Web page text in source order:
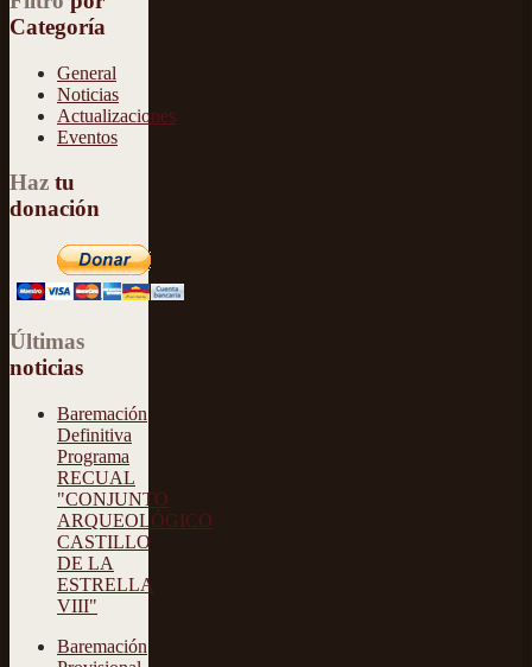
Categoría
General
Noticias
Actualizaciones
Eventos
Haz tu
donación
Últimas
noticias
Baremación
Definitiva
Programa
RECUAL
"CONJUNTO
ARQUEOLÓGICO
CASTILLO
DE LA
ESTRELLA
VIII"
Baremación